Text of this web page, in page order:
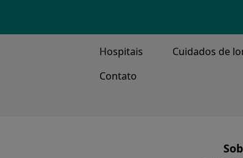
TOP MENU
Hospitais Cuidados de
Contato
MAIN